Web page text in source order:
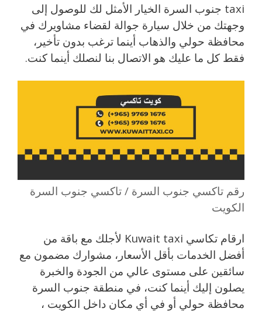
taxi جنوب السرة الخيار الأمثل لك للوصول إلى
وجهتك من خلال سيارة جوالة لقضاء مشاويرك في
محافظة حولي والذهاب أينما ترغب بدون تأخير،
فقط كل ما عليك هو الاتصال بنا لنصلك أينما كنت.
رقم تاكسي جنوب السرة / تاكسي جنوب السرة
الكويت
ارقام تكاسي Kuwait taxi لأجلك مع باقة من
أفضل الخدمات بأقل الأسعار، مشوارك مضمون مع
سائقين على مستوى عالي من الجودة والخبرة
يصلون إليك أينما كنت، في منطقة جنوب السرة
محافظة حولي أو في أي مكان داخل الكويت ،